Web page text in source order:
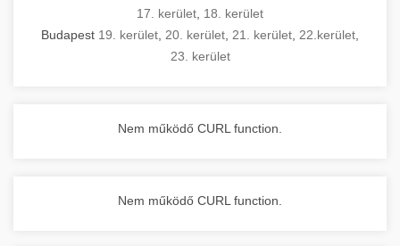
17. kerület 18. kerület
Budapest 19. kerület 20. kerület 21. kerület 22.kerület
23. kerület
Nem működő CURL function.
Nem működő CURL function.